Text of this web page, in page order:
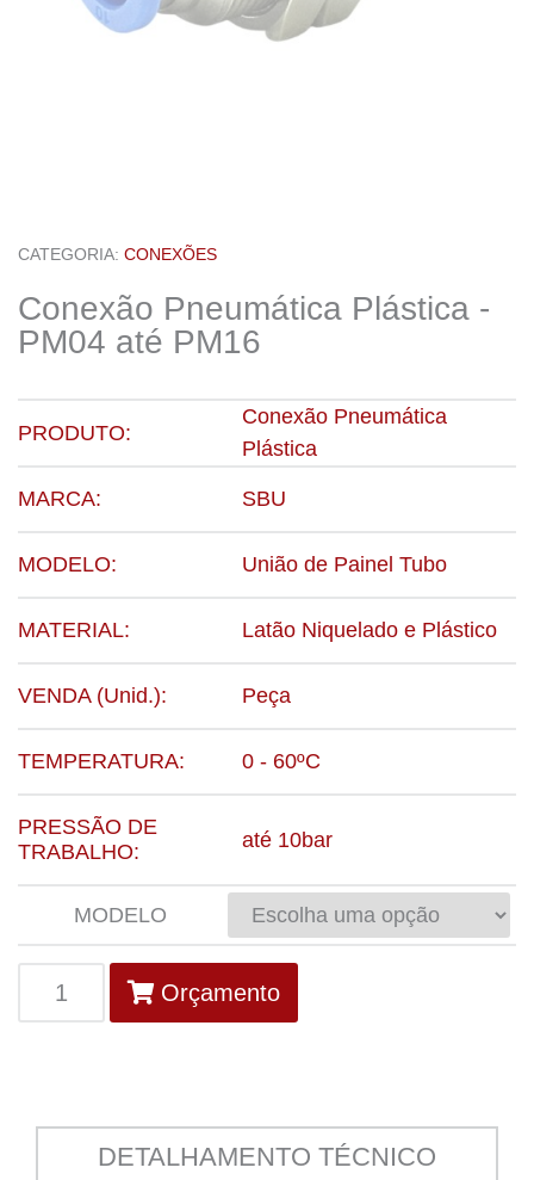
CATEGORIA: CONEXÕES
Conexão Pneumática Plástica -
PM04 até PM16
PRODUTO:
Conexão Pneumática
Plástica
MARCA: SBU
MODELO: União de Painel Tubo
MATERIAL: Latão Niquelado e Plástico
VENDA (Unid.): Peça
TEMPERATURA: 0 - 60ºC
PRESSÃO DE
TRABALHO:
até 10bar
MODELO
Orçamento
DETALHAMENTO TÉCNICO